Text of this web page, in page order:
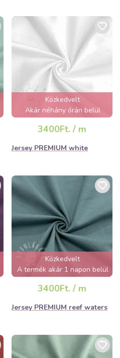
Közkedvelt
Akár néhány órán belül
elfogyhat!
3400Ft. / m
Jersey PREMIUM white
Közkedvelt
A termék akár 1 napon belül
elfogyhat!
3400Ft. / m
Jersey PREMIUM reef waters